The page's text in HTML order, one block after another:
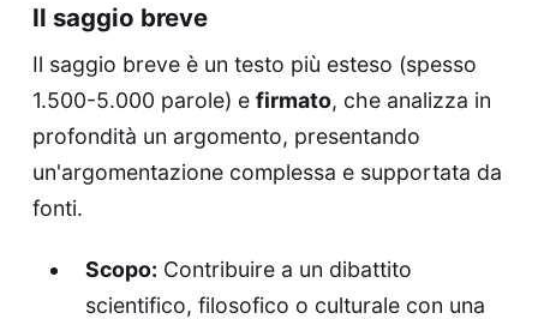
Il saggio breve
Il saggio breve è un testo più esteso (spesso
1.500-5.000 parole) e firmato, che analizza in
profondità un argomento, presentando
un'argomentazione complessa e supportata da
fonti.
Scopo: Contribuire a un dibattito
scientifico, filosofico o culturale con una